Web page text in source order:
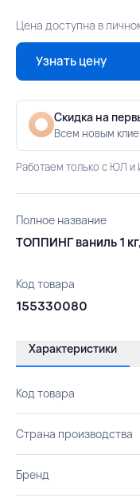
Цена доступна в
Узнать цену
Скидка на
Всем новым
Работаем только с ЮЛ и
Полное название
ТОППИНГ ваниль 1
Код товара
155330080
Характеристики
Код товара
Страна производства
Бренд